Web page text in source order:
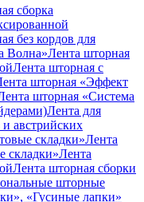
сборка
без кордов для
Волна»Лента шторная
Лента шторная с
шторная «Эффект
шторная «Система
Лента для
австрийских
складки»Лента
складки»Лента
Лента шторная сборки
шторные
«Гусиные лапки»